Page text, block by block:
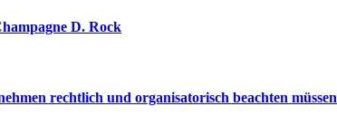
D. Rock
rechtlich und organisatorisch beachten müssen